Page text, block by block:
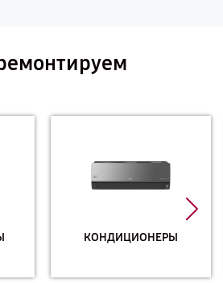
КОНДИЦИОНЕРЫ